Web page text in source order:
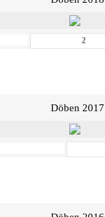
Döben 2017